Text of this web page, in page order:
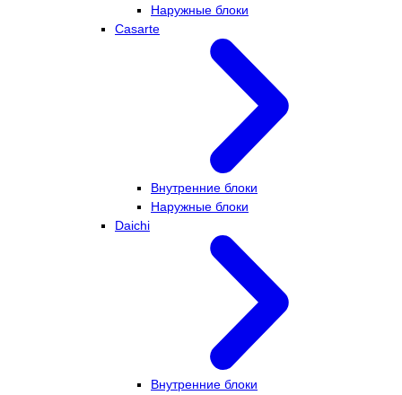
Наружные блоки
Casarte
Внутренние блоки
Наружные блоки
Daichi
Внутренние блоки